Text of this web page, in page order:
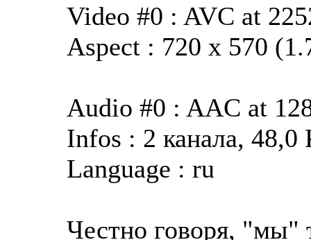
Video #0 : AVC at
Aspect : 720 x 570
Audio #0 : AAC at
Infos : 2 канала, 48,0
Language : ru
Честно говоря, "мы"